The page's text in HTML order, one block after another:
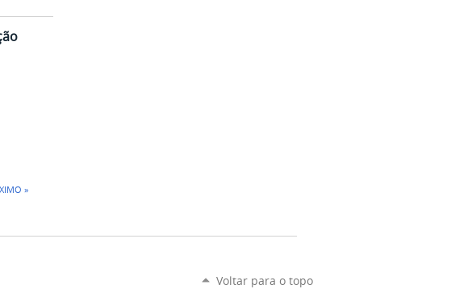
»
Voltar para o topo